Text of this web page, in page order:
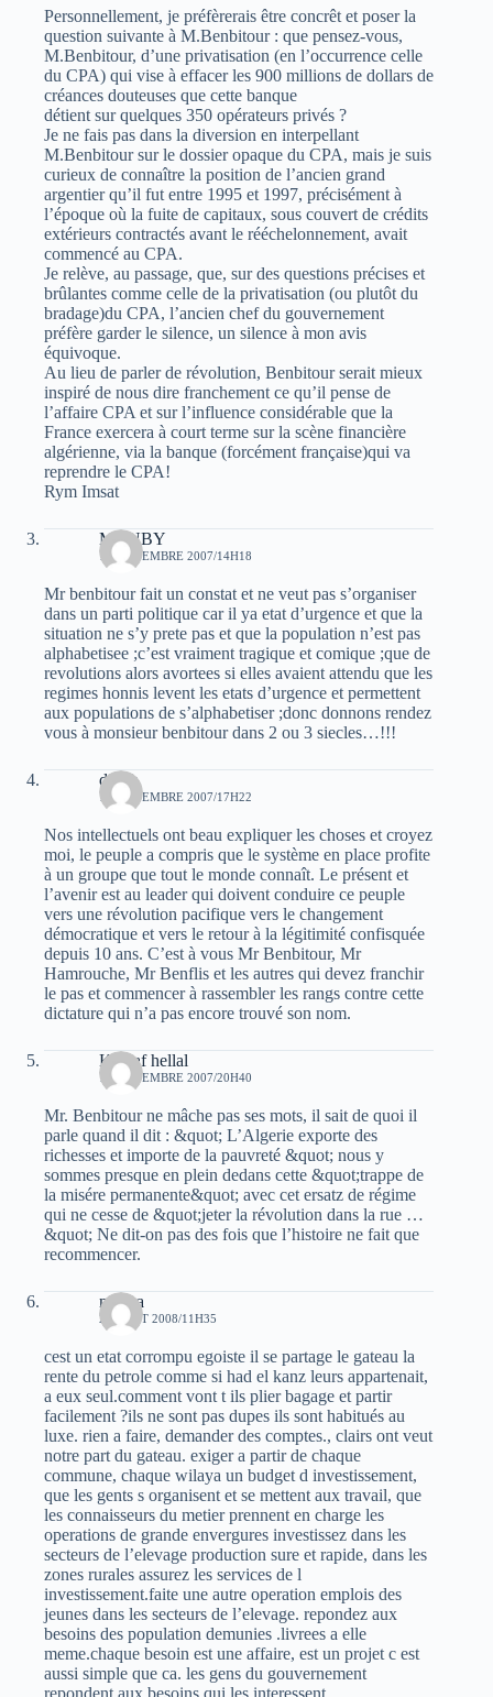
Personnellement, je préfèrerais être concrêt et poser la
question suivante à M.Benbitour : que pensez-vous,
M.Benbitour, d’une privatisation (en l’occurrence celle
du CPA) qui vise à effacer les 900 millions de dollars de
créances douteuses que cette banque
détient sur quelques 350 opérateurs privés ?
Je ne fais pas dans la diversion en interpellant
M.Benbitour sur le dossier opaque du CPA, mais je suis
curieux de connaître la position de l’ancien grand
argentier qu’il fut entre 1995 et 1997, précisément à
l’époque où la fuite de capitaux, sous couvert de crédits
extérieurs contractés avant le rééchelonnement, avait
commencé au CPA.
Je relève, au passage, que, sur des questions précises et
brûlantes comme celle de la privatisation (ou plutôt du
bradage)du CPA, l’ancien chef du gouvernement
préfère garder le silence, un silence à mon avis
équivoque.
Au lieu de parler de révolution, Benbitour serait mieux
inspiré de nous dire franchement ce qu’il pense de
l’affaire CPA et sur l’influence considérable que la
France exercera à court terme sur la scène financière
algérienne, via la banque (forcément française)qui va
reprendre le CPA!
Rym Imsat
MOUBY
17 NOVEMBRE 2007/14H18
Mr benbitour fait un constat et ne veut pas s’organiser
dans un parti politique car il ya etat d’urgence et que la
situation ne s’y prete pas et que la population n’est pas
alphabetisee ;c’est vraiment tragique et comique ;que de
revolutions alors avortees si elles avaient attendu que les
regimes honnis levent les etats d’urgence et permettent
aux populations de s’alphabetiser ;donc donnons rendez
vous à monsieur benbitour dans 2 ou 3 siecles…!!!
djarih
18 NOVEMBRE 2007/17H22
Nos intellectuels ont beau expliquer les choses et croyez
moi, le peuple a compris que le système en place profite
à un groupe que tout le monde connaît. Le présent et
l’avenir est au leader qui doivent conduire ce peuple
vers une révolution pacifique vers le changement
démocratique et vers le retour à la légitimité confisquée
depuis 10 ans. C’est à vous Mr Benbitour, Mr
Hamrouche, Mr Benflis et les autres qui devez franchir
le pas et commencer à rassembler les rangs contre cette
dictature qui n’a pas encore trouvé son nom.
Khelaf hellal
18 NOVEMBRE 2007/20H40
Mr. Benbitour ne mâche pas ses mots, il sait de quoi il
parle quand il dit : &quot; L’Algerie exporte des
richesses et importe de la pauvreté &quot; nous y
sommes presque en plein dedans cette &quot;trappe de
la misére permanente&quot; avec cet ersatz de régime
qui ne cesse de &quot;jeter la révolution dans la rue …
&quot; Ne dit-on pas des fois que l’histoire ne fait que
recommencer.
nacera
24 AOÛT 2008/11H35
cest un etat corrompu egoiste il se partage le gateau la
rente du petrole comme si had el kanz leurs appartenait,
a eux seul.comment vont t ils plier bagage et partir
facilement ?ils ne sont pas dupes ils sont habitués au
luxe. rien a faire, demander des comptes., clairs ont veut
notre part du gateau. exiger a partir de chaque
commune, chaque wilaya un budget d investissement,
que les gents s organisent et se mettent aux travail, que
les connaisseurs du metier prennent en charge les
operations de grande envergures investissez dans les
secteurs de l’elevage production sure et rapide, dans les
zones rurales assurez les services de l
investissement.faite une autre operation emplois des
jeunes dans les secteurs de l’elevage. repondez aux
besoins des population demunies .livrees a elle
meme.chaque besoin est une affaire, est un projet c est
aussi simple que ca. les gens du gouvernement